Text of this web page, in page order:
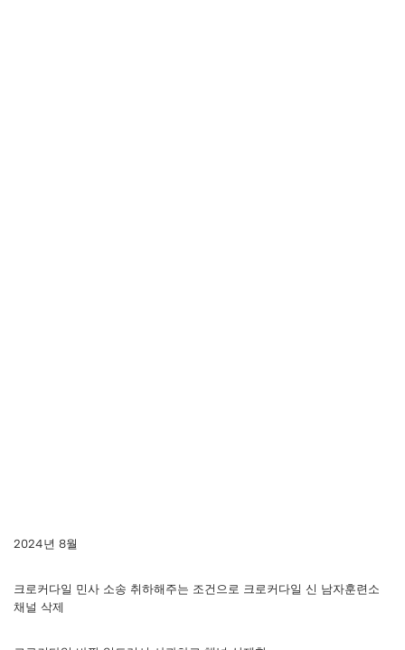
2024년 8월
크로커다일 민사 소송 취하해주는 조건으로 크로커다일 신 남자훈련소
채널 삭제